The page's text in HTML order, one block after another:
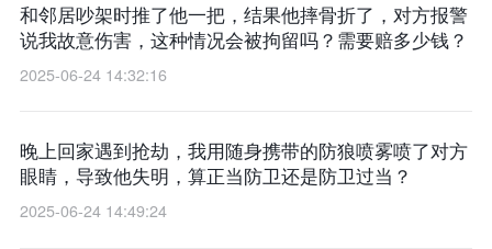
和邻居吵架时推了他一把，结果他摔骨折了，对方报警
说我故意伤害，这种情况会被拘留吗？需要赔多少钱？​
2025-06-24 14:32:16
晚上回家遇到抢劫，我用随身携带的防狼喷雾喷了对方
眼睛，导致他失明，算正当防卫还是防卫过当？​
2025-06-24 14:49:24